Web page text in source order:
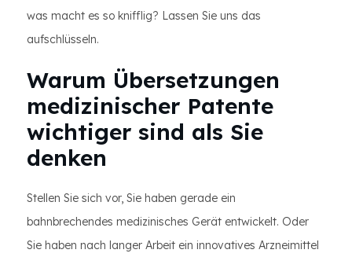
was macht es so knifflig? Lassen Sie uns das
aufschlüsseln.
Warum Übersetzungen
medizinischer Patente
wichtiger sind als Sie
denken
Stellen Sie sich vor, Sie haben gerade ein
bahnbrechendes medizinisches Gerät entwickelt. Oder
Sie haben nach langer Arbeit ein innovatives Arzneimittel